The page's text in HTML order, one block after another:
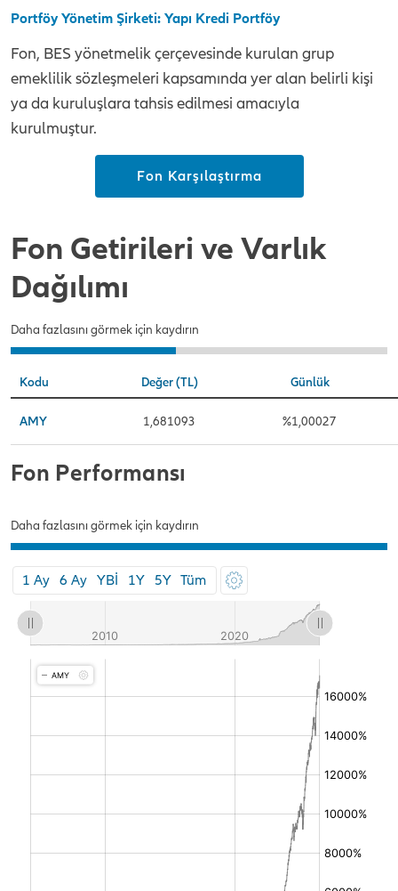
Portföy Yönetim Şirketi: Yapı Kredi Portföy
Fon, BES yönetmelik çerçevesinde kurulan grup
emeklilik sözleşmeleri kapsamında yer alan belirli kişi
ya da kuruluşlara tahsis edilmesi amacıyla
kurulmuştur.
Fon Karşılaştırma
Fon Getirileri ve Varlık
Dağılımı
Daha fazlasını görmek için kaydırın
Kodu Değer (TL) Günlük
AMY 1,681093 %1,00027
Fon Performansı
Daha fazlasını görmek için kaydırın
1 Ay 6 Ay YBİ 1Y 5Y Tüm